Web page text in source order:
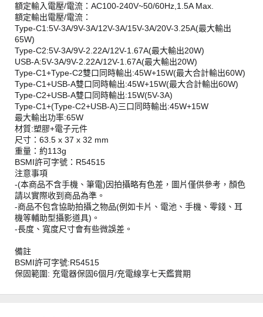
額定輸入電壓/電流：AC100-240V~50/60Hz,1.5A Max.
額定輸出電壓/電流：
Type-C1:5V-3A/9V-3A/12V-3A/15V-3A/20V-3.25A(最大輸出
65W)
Type-C2:5V-3A/9V-2.22A/12V-1.67A(最大輸出20W)
USB-A:5V-3A/9V-2.22A/12V-1.67A(最大輸出20W)
Type-C1+Type-C2雙口同時輸出:45W+15W(最大合計輸出60W)
Type-C1+USB-A雙口同時輸出:45W+15W(最大合計輸出60W)
Type-C2+USB-A雙口同時輸出:15W(5V-3A)
Type-C1+(Type-C2+USB-A)三口同時輸出:45W+15W
最大輸出功率:65W
材質:塑膠+電子元件
尺寸：63.5 x 37 x 32 mm
重量：約113g
BSMI許可字號：R54515
注意事項
-(本商品不含手機、筆電)因拍攝略有色差，圖片僅供參考，顏色
請以實際收到商品為準。
-商品不包含協助拍攝之物品(例如卡片、電池、手機、零錢、耳
機等輔助型攝影道具)。
-長度、寬度尺寸會有些微誤差。
備註
BSMI許可字號:R54515
保固範圍: 充電器保固6個月/充電線享七天鑑賞期